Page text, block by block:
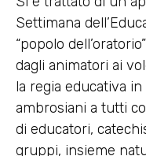
Settimana
“popolo
dagli animatori ai
la regia educativa
ambrosiani a tutti
di educatori,
gruppi, insieme